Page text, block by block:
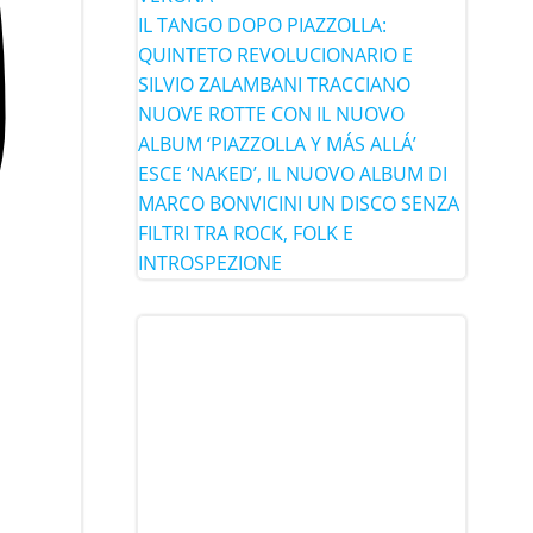
IL TANGO DOPO PIAZZOLLA:
QUINTETO REVOLUCIONARIO E
SILVIO ZALAMBANI TRACCIANO
NUOVE ROTTE CON IL NUOVO
ALBUM ‘PIAZZOLLA Y MÁS ALLÁ’
ESCE ‘NAKED’, IL NUOVO ALBUM DI
MARCO BONVICINI UN DISCO SENZA
FILTRI TRA ROCK, FOLK E
INTROSPEZIONE